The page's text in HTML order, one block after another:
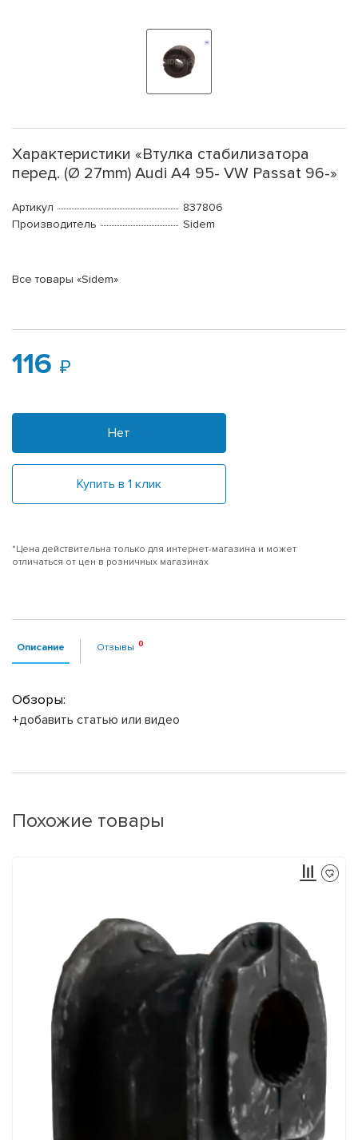
Характеристики «Втулка стабилизатора
перед. (Ø 27mm) Audi A4 95- VW Passat 96-»
Артикул
837806
Производитель
Sidem
Все товары «Sidem»
116
Нет
Купить в 1 клик
*Цена действительна только для интернет-магазина и может
отличаться от цен в розничных магазинах
Описание Отзывы
Обзоры:
+добавить статью или видео
Похожие товары